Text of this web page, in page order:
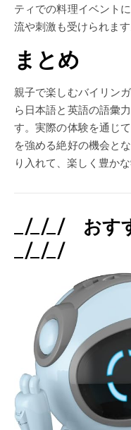
ティでの料理イベント
流や刺激も受けられます
まとめ
親子で楽しむバイリン
ら日本語と英語の語彙
す。実際の体験を通じ
を強める絶好の機会と
り入れて、楽しく豊か
_/_/_/ おす
_/_/_/